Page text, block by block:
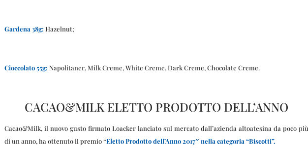
Gardena 38g: Hazelnut;
Cioccolato 55g: Napolitaner, Milk Creme, White Creme, Dark Creme, Chocolate Creme.
CACAO&MILK ELETTO PRODOTTO DELL’ANNO
Cacao&Milk, il nuovo gusto firmato Loacker lanciato sul mercato dall’azienda altoatesina da poco più
di un anno, ha ottenuto il premio “Eletto Prodotto dell’Anno 2017″ nella categoria “Biscotti”.